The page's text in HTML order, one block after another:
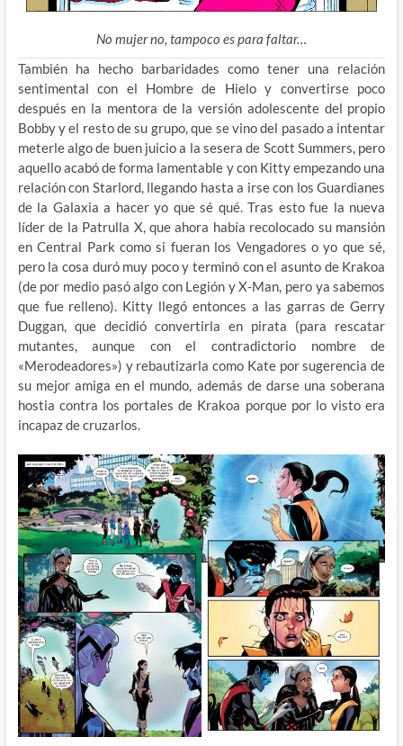
No mujer no, tampoco es para faltar…
También ha hecho barbaridades como tener una relación
sentimental con el Hombre de Hielo y convertirse poco
después en la mentora de la versión adolescente del propio
Bobby y el resto de su grupo, que se vino del pasado a intentar
meterle algo de buen juicio a la sesera de Scott Summers, pero
aquello acabó de forma lamentable y con Kitty empezando una
relación con Starlord, llegando hasta a irse con los Guardianes
de la Galaxia a hacer yo que sé qué. Tras esto fue la nueva
líder de la Patrulla X, que ahora había recolocado su mansión
en Central Park como si fueran los Vengadores o yo que sé,
pero la cosa duró muy poco y terminó con el asunto de Krakoa
(de por medio pasó algo con Legión y X-Man, pero ya sabemos
que fue relleno). Kitty llegó entonces a las garras de Gerry
Duggan, que decidió convertirla en pirata (para rescatar
mutantes, aunque con el contradictorio nombre de
«Merodeadores») y rebautizarla como Kate por sugerencia de
su mejor amiga en el mundo, además de darse una soberana
hostia contra los portales de Krakoa porque por lo visto era
incapaz de cruzarlos.